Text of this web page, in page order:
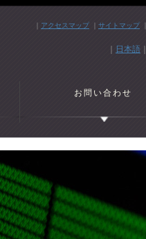
アクセスマップ｜ サイトマップ｜
日本語
お問い合わせ